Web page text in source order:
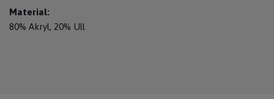
Material:
80% Akryl, 20% Ull